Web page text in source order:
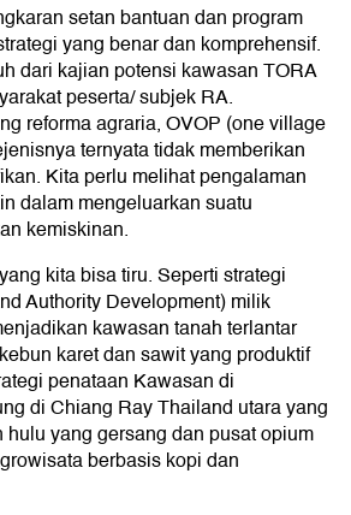
setan bantuan dan program
yang benar dan komprehensif.
dari kajian potensi kawasan TORA
peserta/ subjek RA.
reforma agraria, OVOP (one village
ternyata tidak memberikan
Kita perlu melihat pengalaman
dalam mengeluarkan suatu
kemiskinan.
kita bisa tiru. Seperti strategi
Authority Development) milik
kawasan tanah terlantar
karet dan sawit yang produktif
penataan Kawasan di
di Chiang Ray Thailand utara yang
yang gersang dan pusat opium
berbasis kopi dan